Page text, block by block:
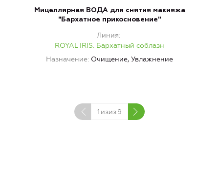
Мицеллярная ВОДА для снятия макияжа
"Бархатное прикосновение"
Линия
ROYAL IRIS. Бархатный соблазн
Назначение Очищение, Увлажнение
1 изиз9